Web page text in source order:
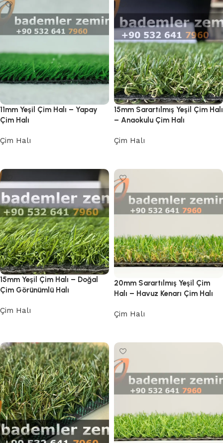
11mm Yeşil Çim Halı – Yapay
Çim Halı
Çim Halı
15mm Sarartılmış Yeşil Çim Halı
– Anaokulu Çim Halı
Çim Halı
15mm Yeşil Çim Halı – Doğal
Çim Görünümlü Halı
Çim Halı
20mm Sarartılmış Yeşil Çim
Halı – Havuz Kenarı Çim Halı
Çim Halı